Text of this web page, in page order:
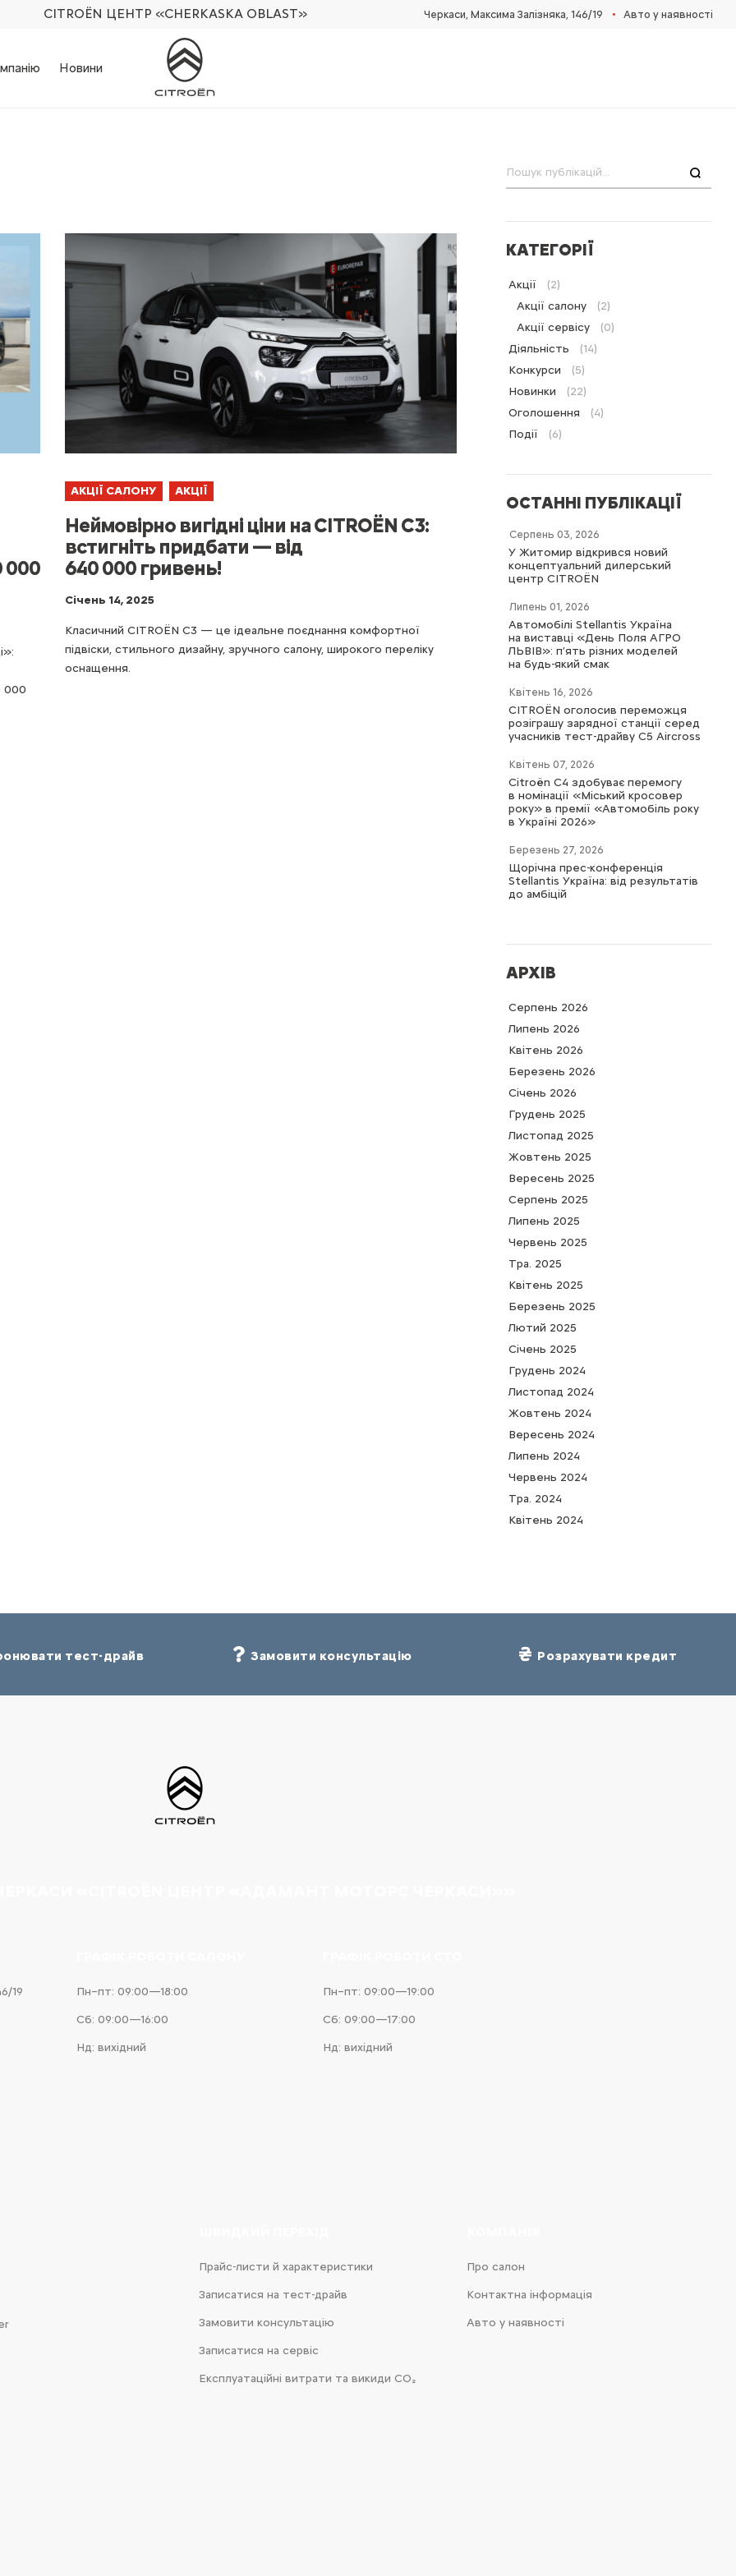
CITROËN ЦЕНТР «CHERKASKA OBLAST» Черкаси, Максима Залізняка, 146/19 • Авто у наявності
Новини
000
000
АКЦІЇ САЛОНУ АКЦІЇ
Неймовірно вигідні ціни на CITROЁN C3:
встигніть придбати — від
640 000 гривень!
Cічень 14, 2025
Класичний CITROЁN С3 — це ідеальне поєднання комфортної
підвіски, стильного дизайну, зручного салону, широкого переліку
оснащення.
КАТЕГОРІЇ
Акції
(2)
Акції салону
(2)
Акції сервісу
(0)
Діяльність
(14)
Конкурси
(5)
Новинки
(22)
Оголошення
(4)
Події
(6)
ОСТАННІ ПУБЛІКАЦІЇ
Серпень 03, 2026
У Житомир відкрився новий
концептуальний дилерський
центр CITROËN
Липень 01, 2026
Автомобілі Stellantis Україна
на виставці «День Поля АГРО
ЛЬВІВ»: п’ять різних моделей
на будь-який смак
Квітень 16, 2026
CITROËN оголосив переможця
розіграшу зарядної станції серед
учасників тест-драйву C5 Aircross
Квітень 07, 2026
Citroën C4 здобуває перемогу
в номінації «Міський кросовер
року» в премії «Автомобіль року
в Україні 2026»
Березень 27, 2026
Щорічна прес-конференція
Stellantis Україна: від результатів
до амбіцій
АРХІВ
Серпень 2026
Липень 2026
Квітень 2026
Березень 2026
Cічень 2026
Грудень 2025
Листопад 2025
Жовтень 2025
Вересень 2025
Серпень 2025
Липень 2025
Червень 2025
Тра. 2025
Квітень 2025
Березень 2025
Лютий 2025
Cічень 2025
Грудень 2024
Листопад 2024
Жовтень 2024
Вересень 2024
Липень 2024
Червень 2024
Тра. 2024
Квітень 2024
тест-драйв Замовити консультацію Розрахувати кредит
19
Пн–пт: 09:00—18:00
Сб: 09:00—16:00
Нд: вихідний
Пн–пт: 09:00—19:00
Сб: 09:00—17:00
Нд: вихідний
Прайс-листи й характеристики
Записатися на тест-драйв
Замовити консультацію
Записатися на сервіс
Експлуатаційні витрати та викиди CO₂
Про салон
Контактна інформація
Авто у наявності